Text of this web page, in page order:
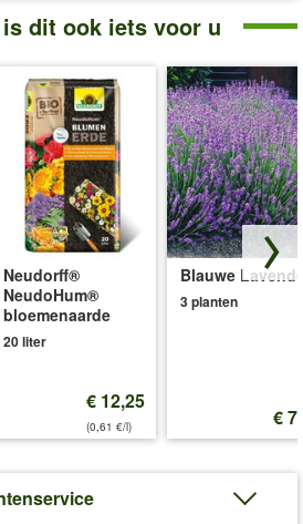
dit ook iets voor u
Neudorff®
NeudoHum®
bloemenaarde
20 liter
€ 12,25
(0,61 €/l)
Blauwe
3 planten
€